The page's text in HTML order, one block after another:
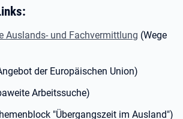
Auslands- und Fachvermittlung (Wege
der Europäischen Union)
Arbeitssuche)
"Übergangszeit im Ausland")